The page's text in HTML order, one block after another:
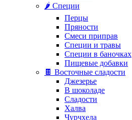
🌶️ Специи
Перцы
Пряности
Смеси приправ
Специи и травы
Специи в баночках
Пищевые добавки
🍫 Восточные сладости
Джезерье
В шоколаде
Сладости
Халва
Чурчхела